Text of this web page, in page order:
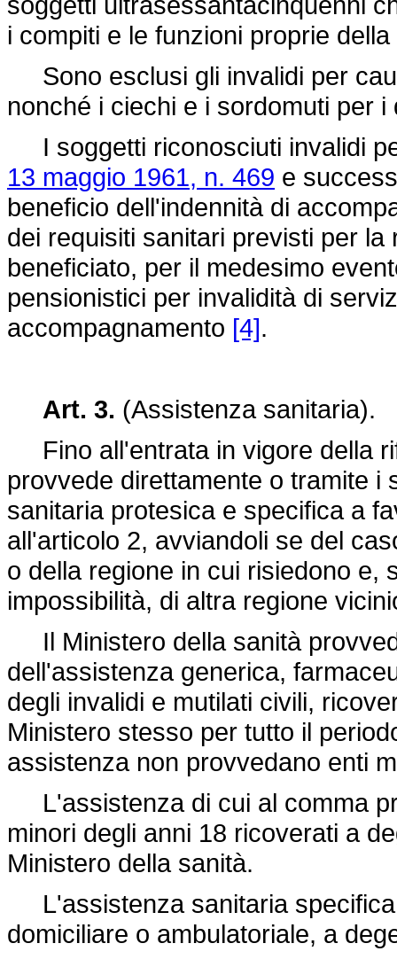
i compiti e le funzioni proprie
Sono esclusi gli invalidi per
nonché i ciechi e i sordomuti per
I soggetti riconosciuti invalidi
13 maggio 1961, n. 469 e
beneficio dell'indennità di
dei requisiti sanitari previsti per
beneficiato, per il medesimo
pensionistici per invalidità di
accompagnamento [4].
Art. 3. (Assistenza sanitaria).
Fino all'entrata in vigore della
provvede direttamente o tramite i
sanitaria protesica e specifica a
all'articolo 2, avviandoli se del
o della regione in cui risiedono e,
impossibilità, di altra regione
Il Ministero della sanità
dell'assistenza generica,
degli invalidi e mutilati civili,
Ministero stesso per tutto il
assistenza non provvedano enti
L'assistenza di cui al comma
minori degli anni 18 ricoverati a
Ministero della sanità.
L'assistenza sanitaria specifica
domiciliare o ambulatoriale, a